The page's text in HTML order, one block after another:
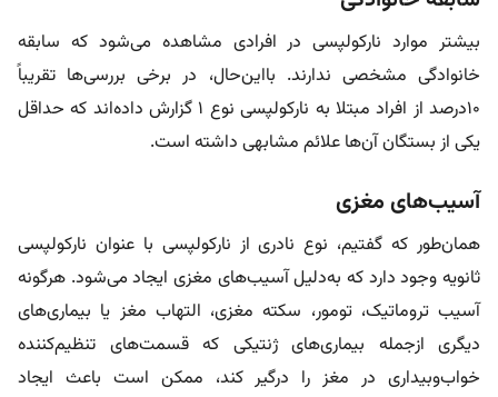
بیشتر موارد نارکولپسی در افرادی مشاهده می‌شود که سابقه
خانوادگی مشخصی ندارند. بااین‌حال، در برخی بررسی‌ها تقریباً
۱۰درصد از افراد مبتلا به نارکولپسی نوع ۱ گزارش داده‌اند که حداقل
یکی از بستگان آن‌ها علائم مشابهی داشته است.
آسیب‌های مغزی
همان‌طور که گفتیم، نوع نادری از نارکولپسی با عنوان نارکولپسی
ثانویه وجود دارد که به‌دلیل آسیب‌های مغزی ایجاد می‌شود. هرگونه
آسیب تروماتیک، تومور، سکته مغزی، التهاب مغز یا بیماری‌های
دیگری ازجمله بیماری‌های ژنتیکی که قسمت‌های تنظیم‌کننده
خواب‌وبیداری در مغز را درگیر کند، ممکن است باعث ایجاد